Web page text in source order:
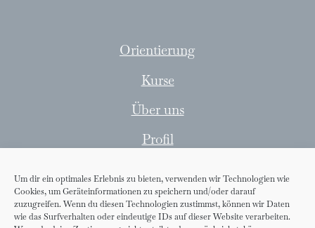
Um dir ein optimales Erlebnis zu bieten, verwenden wir Technologien wie
Cookies, um Geräteinformationen zu speichern und/oder darauf
zuzugreifen. Wenn du diesen Technologien zustimmst, können wir Daten
wie das Surfverhalten oder eindeutige IDs auf dieser Website verarbeiten.
Orientierung
Kurse
Über uns
Profil
Widerrufsrecht